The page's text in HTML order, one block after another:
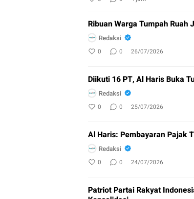
Ribuan Warga Tumpah
Redaksi
0 0 26/07/2026
Diikuti 16 PT, Al Haris Buka
Redaksi
0 0 25/07/2026
Al Haris: Pembayaran Pajak
Redaksi
0 0 24/07/2026
Patriot Partai Rakyat